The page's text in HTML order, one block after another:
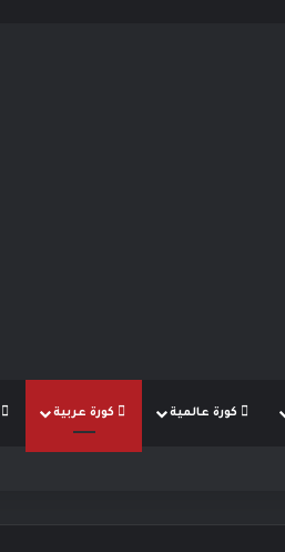
كورة عالمية كورة عربية